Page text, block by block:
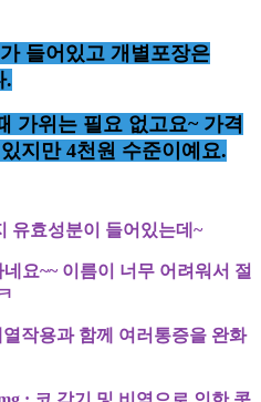
들어있고 개별포장은
.
가위는 필요 없고요~ 가격
지만 4천원 수준이예요.
유효성분이 들어있는데 ~
요~~ 이름이 너무 어려워서 절
열작용과 함께 여러통증을 완화